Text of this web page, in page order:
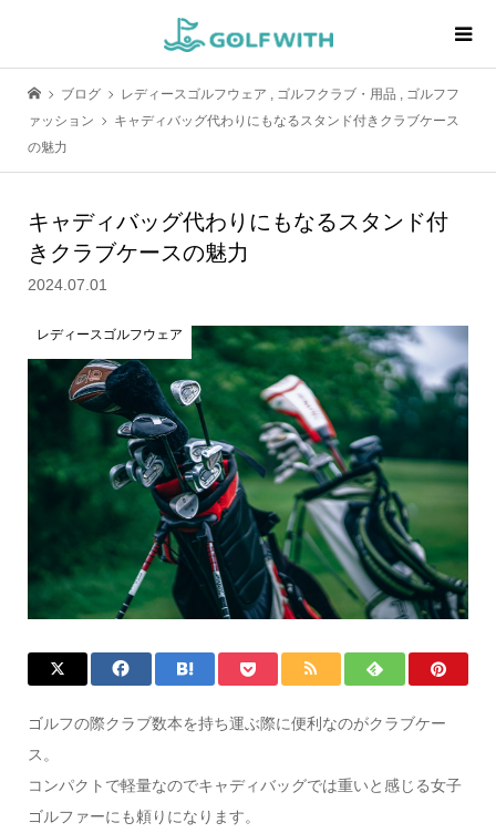
ブログ レディースゴルフウェア , ゴルフクラブ・用品 , ゴルフフ
ァッション
キャディバッグ代わりにもなるスタンド付きクラブケース
の魅力
キャディバッグ代わりにもなるスタンド付
きクラブケースの魅力
2024.07.01
レディースゴルフウェア
ゴルフの際クラブ数本を持ち運ぶ際に便利なのがクラブケー
ス。
コンパクトで軽量なのでキャディバッグでは重いと感じる女子
ゴルファーにも頼りになります。